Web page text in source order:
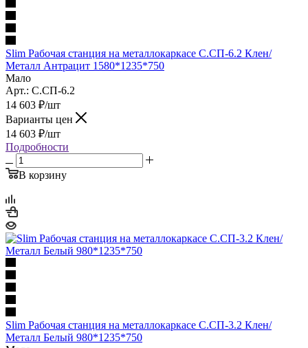
Slim Рабочая станция на металлокаркасе С.СП-6.2 Клен/
Металл Антрацит 1580*1235*750
Мало
Арт.: С.СП-6.2
14 603 ₽/шт
Варианты цен
14 603 ₽/шт
Подробности
В корзину
Slim Рабочая станция на металлокаркасе С.СП-3.2 Клен/
Металл Белый 980*1235*750